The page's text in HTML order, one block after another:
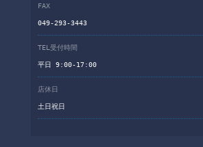
FAX
049-293-3443
TEL受付時間
平日 9:00-17:00
店休日
土日祝日